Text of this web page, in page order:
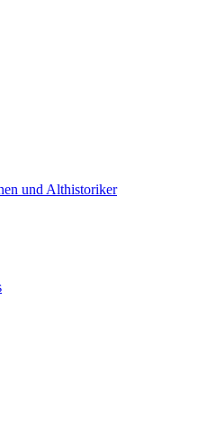
und Althistoriker